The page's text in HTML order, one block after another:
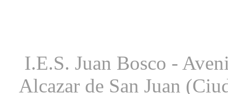
I.E.S. Juan Bosco -
Alcazar de San Juan